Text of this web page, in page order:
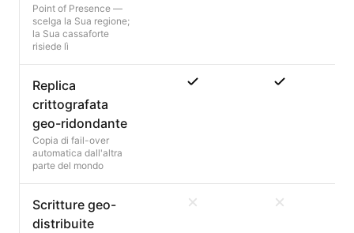
Point of Presence —
scelga la Sua regione;
la Sua cassaforte
risiede lì
Replica
crittografata
geo-ridondante
Copia di fail-over
automatica dall'altra
parte del mondo
Scritture geo-
distribuite